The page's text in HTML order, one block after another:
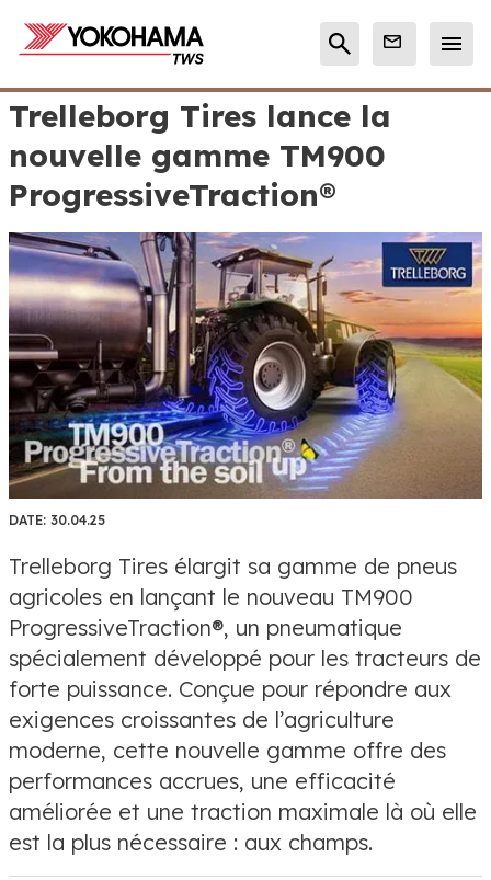
Trelleborg Tires lance la
nouvelle gamme TM900
ProgressiveTraction®
DATE: 30.04.25
Trelleborg Tires élargit sa gamme de pneus
agricoles en lançant le nouveau TM900
ProgressiveTraction®, un pneumatique
spécialement développé pour les tracteurs de
forte puissance. Conçue pour répondre aux
exigences croissantes de l’agriculture
moderne, cette nouvelle gamme offre des
performances accrues, une efficacité
améliorée et une traction maximale là où elle
est la plus nécessaire : aux champs.